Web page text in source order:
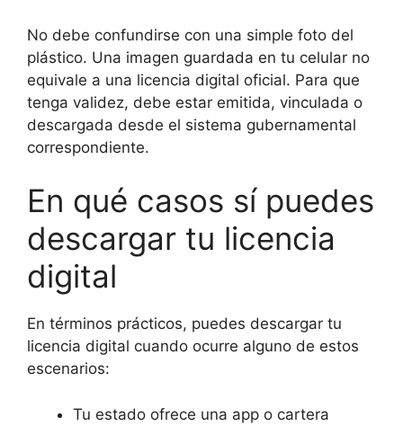
No debe confundirse con una simple foto del
plástico. Una imagen guardada en tu celular no
equivale a una licencia digital oficial. Para que
tenga validez, debe estar emitida, vinculada o
descargada desde el sistema gubernamental
correspondiente.
En qué casos sí puedes
descargar tu licencia
digital
En términos prácticos, puedes descargar tu
licencia digital cuando ocurre alguno de estos
escenarios:
Tu estado ofrece una app o cartera